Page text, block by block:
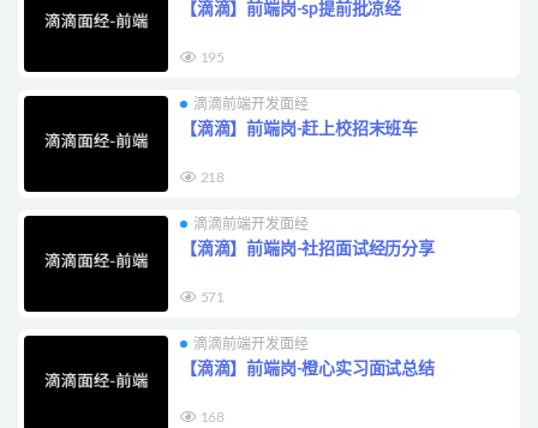
【滴滴】前端岗-sp提前批凉经
195
滴滴前端开发面经
【滴滴】前端岗-赶上校招末班车
218
滴滴前端开发面经
【滴滴】前端岗-社招面试经历分享
571
滴滴前端开发面经
【滴滴】前端岗-橙心实习面试总结
168